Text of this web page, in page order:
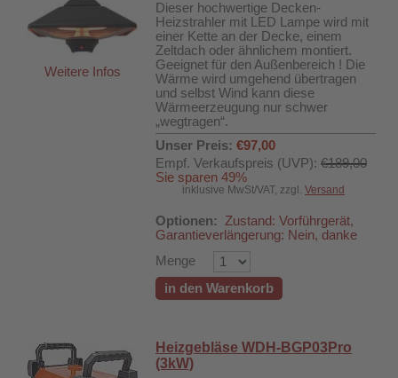
Weitere Infos
Dieser hochwertige Decken-
Heizstrahler mit LED Lampe wird mit
einer Kette an der Decke, einem
Zeltdach oder ähnlichem montiert.
Geeignet für den Außenbereich ! Die
Wärme wird umgehend übertragen
und selbst Wind kann diese
Wärmeerzeugung nur schwer
„wegtragen“.
Unser Preis: €97,00
Empf. Verkaufspreis (UVP): €189,00
Sie sparen 49%
inklusive MwSt/VAT, zzgl. Versand
Optionen:
Zustand: Vorführgerät,
Garantieverlängerung: Nein, danke
Menge
in den Warenkorb
Heizgebläse WDH-BGP03Pro
(3kW)